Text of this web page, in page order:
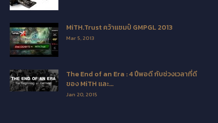
MiTH.Trust คว้าแชมป์ GMPGL 2013
Mar 5, 2013
The End of an Era : 4 ปีพอดี กับช่วงเวลาที่ดี
ของ MiTH และ...
Jan 20, 2015